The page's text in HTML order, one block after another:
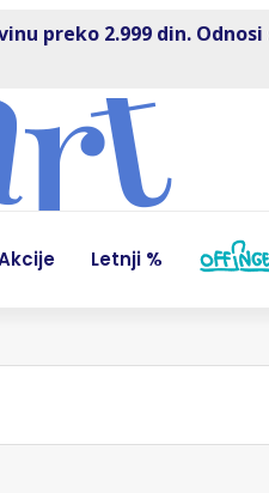
preko 2.999 din.
Letnji %